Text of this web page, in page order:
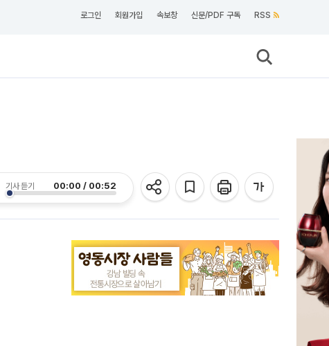
로그인 회원가입 속보창 신문/PDF 구독 RSS
기사 듣기 00:00 / 00:52